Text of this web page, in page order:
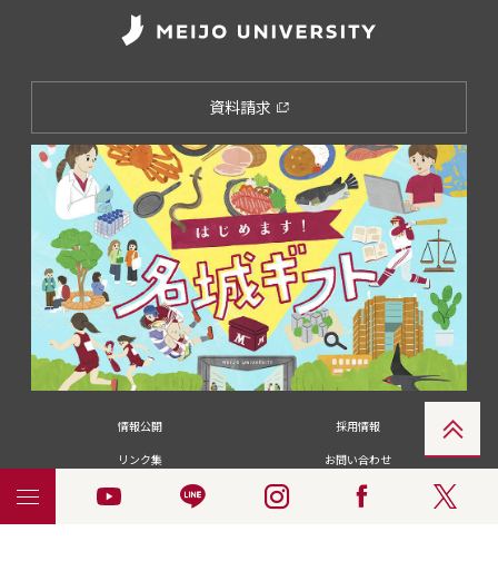
資料請求
情報公開
採用情報
リンク集
お問い合わせ
メディアの皆さま
卒業生の皆さま